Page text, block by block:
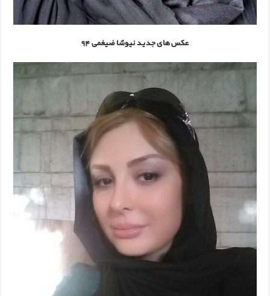
عکس های جدید نیوشا ضیغمی 94